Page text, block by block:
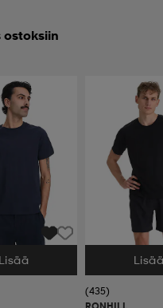
ostoksiin
Koko
Lisää Valitse Koko
(435)